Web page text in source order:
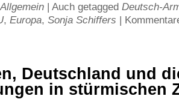
Allgemein | Auch getagged Deutsch-
, Europa, Sonja Schiffers |
Deutschland und
in stürmischen